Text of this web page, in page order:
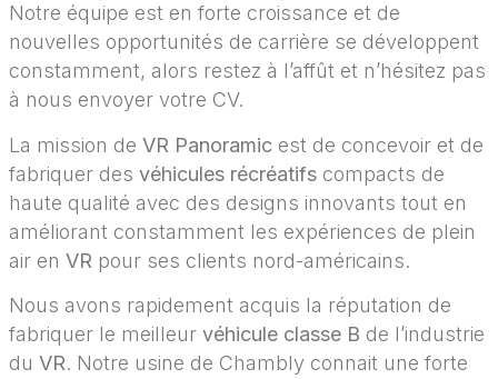
Notre équipe est en forte croissance et de
nouvelles opportunités de carrière se développent
constamment, alors restez à l’affût et n’hésitez pas
à nous envoyer votre CV.
La mission de VR Panoramic est de concevoir et de
fabriquer des véhicules récréatifs compacts de
haute qualité avec des designs innovants tout en
améliorant constamment les expériences de plein
air en VR pour ses clients nord-américains.
Nous avons rapidement acquis la réputation de
fabriquer le meilleur véhicule classe B de l’industrie
du VR. Notre usine de Chambly connait une forte